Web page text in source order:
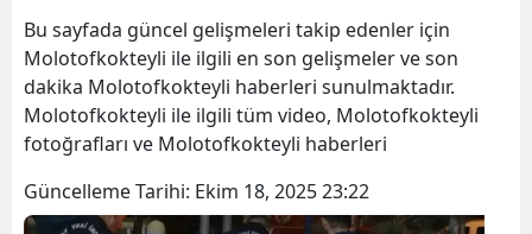
Bu sayfada güncel gelişmeleri takip edenler için
Molotofkokteyli ile ilgili en son gelişmeler ve son
dakika Molotofkokteyli haberleri sunulmaktadır.
Molotofkokteyli ile ilgili tüm video, Molotofkokteyli
fotoğrafları ve Molotofkokteyli haberleri
Güncelleme Tarihi: Ekim 18, 2025 23:22